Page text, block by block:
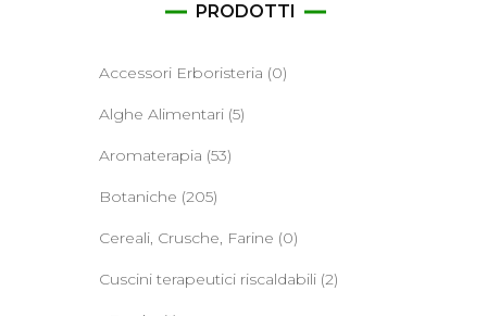
PRODOTTI
Accessori Erboristeria (0)
Alghe Alimentari (5)
Aromaterapia (53)
Botaniche (205)
Cereali, Crusche, Farine (0)
Cuscini terapeutici riscaldabili (2)